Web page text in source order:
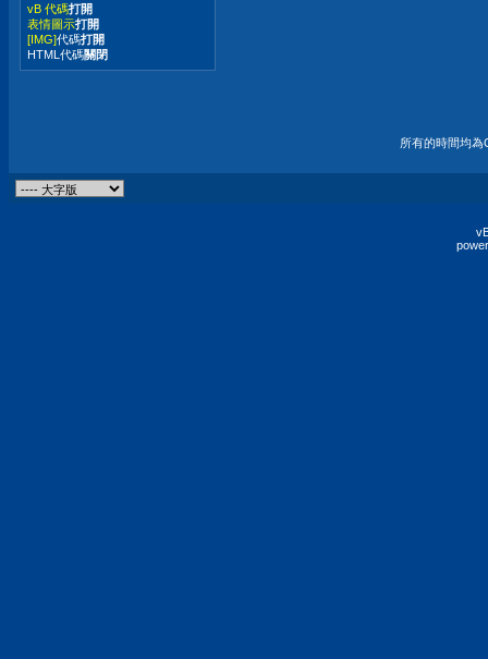
vB 代碼打開
表情圖示打開
[IMG]代碼打開
HTML代碼關閉
所有的時間均為